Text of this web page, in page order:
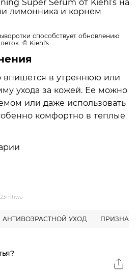
способствует обновлению
© Kiehl's
впишется в утреннюю или
ухода за кожей. Ее можно
или даже использовать
комфортно в теплые
АНТИВОЗРАСТНОЙ УХОД